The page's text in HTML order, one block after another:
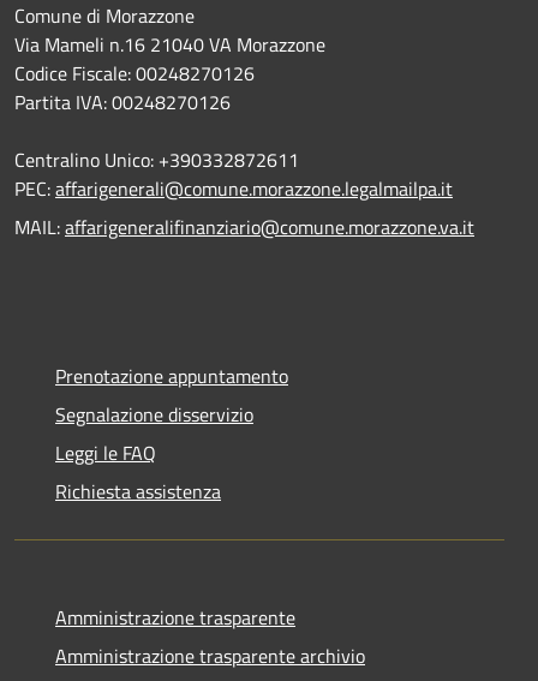
Comune di Morazzone
Via Mameli n.16 21040 VA Morazzone
Codice Fiscale: 00248270126
Partita IVA: 00248270126
Centralino Unico: +390332872611
PEC:affarigenerali@comune.morazzone.legalmailpa.it
MAIL:affarigeneralifinanziario@comune.morazzone.va.it
Prenotazione appuntamento
Segnalazione disservizio
Leggi le FAQ
Richiesta assistenza
Amministrazione trasparente
Amministrazione trasparente archivio